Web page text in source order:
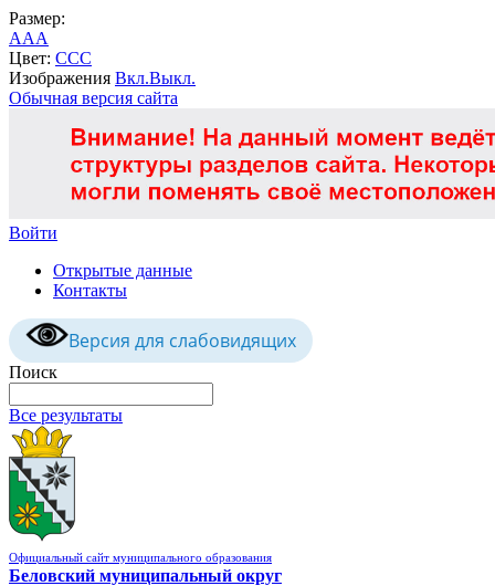
Размер:
AAA
Цвет: CCC
Изображения Вкл.Выкл.
Обычная версия сайта
Войти
Открытые данные
Контакты
Версия для слабовидящих
Поиск
Все результаты
Официальный сайт муниципального образования
Беловский муниципальный округ